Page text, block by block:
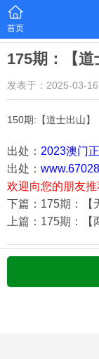
首页
175期：【
发表于：2025-03-
150期:【道士出山】
出处： 2023澳门
出处：
欢迎向您的朋友推
下篇：175期：【
上篇：175期：